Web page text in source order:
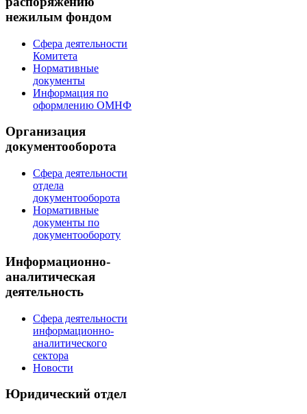
нежилым фондом
Сфера деятельности
Комитета
Нормативные
документы
Информация по
оформлению ОМНФ
Организация
документооборота
Сфера деятельности
отдела
документооборота
Нормативные
документы по
документообороту
Информационно-
аналитическая
деятельность
Сфера деятельности
информационно-
аналитического
сектора
Новости
Юридический отдел